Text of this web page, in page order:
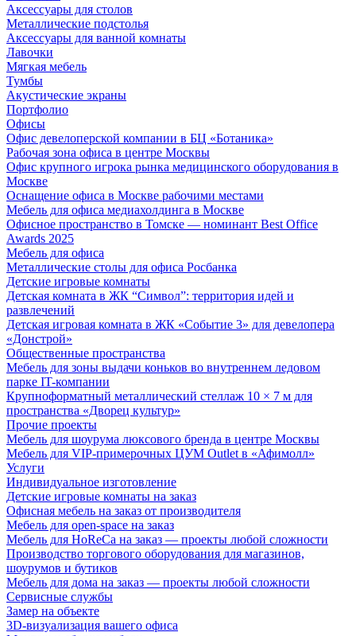
Аксессуары для столов
Металлические подстолья
Аксессуары для ванной комнаты
Лавочки
Мягкая мебель
Тумбы
Акустические экраны
Портфолио
Офисы
Офис девелоперской компании в БЦ «Ботаника»
Рабочая зона офиса в центре Москвы
Офис крупного игрока рынка медицинского оборудования в
Москве
Оснащение офиса в Москве рабочими местами
Мебель для офиса медиахолдинга в Москве
Офисное пространство в Томске — номинант Best Office
Awards 2025
Мебель для офиса
Металлические столы для офиса Росбанка
Детские игровые комнаты
Детская комната в ЖК “Символ”: территория идей и
развлечений
Детская игровая комната в ЖК «Событие 3» для девелопера
«Донстрой»
Общественные пространства
Мебель для зоны выдачи коньков во внутреннем ледовом
парке IT-компании
Крупноформатный металлический стеллаж 10 × 7 м для
пространства «Дворец культур»
Прочие проекты
Мебель для шоурума люксового бренда в центре Москвы
Мебель для VIP-примерочных ЦУМ Outlet в «Афимолл»
Услуги
Индивидуальное изготовление
Детские игровые комнаты на заказ
Офисная мебель на заказ от производителя
Мебель для open-space на заказ
Мебель для HoReCa на заказ — проекты любой сложности
Производство торгового оборудования для магазинов,
шоурумов и бутиков
Мебель для дома на заказ — проекты любой сложности
Сервисные службы
Замер на объекте
3D-визуализация вашего офиса